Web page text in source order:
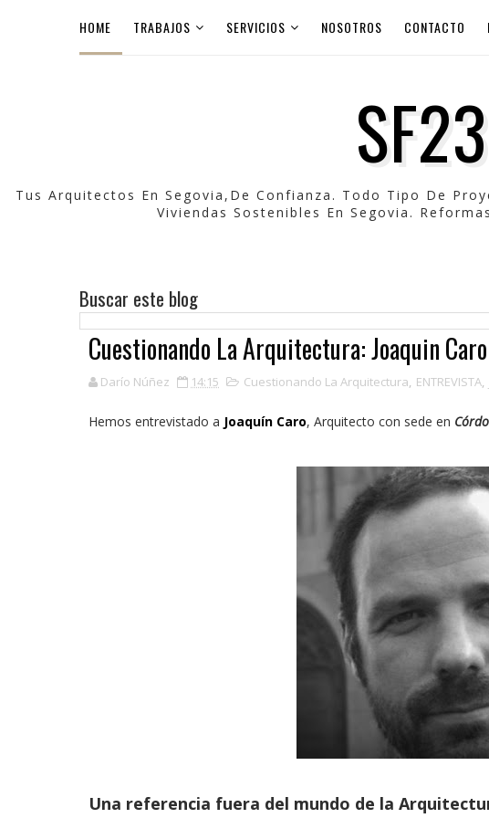
HOME TRABAJOS SERVICIOS NOSOTROS CONTACTO
Tus Arquitectos En Segovia,de Confianza. Todo Tipo De
Viviendas Sostenibles En Segovia.
Buscar este blog
Cuestionando La Arquitectura: Joaquin Caro
Darío Núñez 14:15 Cuestionando La Arquitectura, ENTREVISTA,
Hemos entrevistado a Joaquín Caro, Arquitecto con sede en
Una referencia fuera del mundo de la